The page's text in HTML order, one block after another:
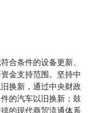
合条件的设备更新、
金支持范围。坚持中
换新，通过中央财政
的汽车以旧换新；鼓
的现代商贸流通体系